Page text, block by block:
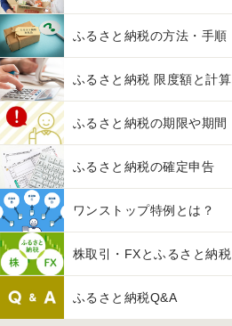
ふるさと納税の方法・手順
ふるさと納税 限度額と計算
ふるさと納税の期限や期間
ふるさと納税の確定申告
ワンストップ特例とは？
株取引・FXとふるさと納税
ふるさと納税Q&A